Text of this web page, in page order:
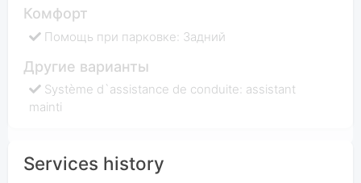
Комфорт
Помощь при парковке: Задний
Другие варианты
Système d`assistance de conduite: assistant
mainti
Services history